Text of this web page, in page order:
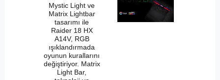
Mystic Light ve
Matrix Lightbar
tasarımı ile
Raider 18 HX
A14V, RGB
ışıklandırmada
oyunun kurallarını
değiştiriyor. Matrix
Light Bar,